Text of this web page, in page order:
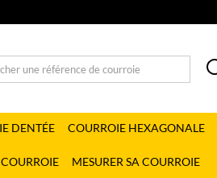
DENTÉE COURROIE HEXAGONALE
MESURER SA COURROIE